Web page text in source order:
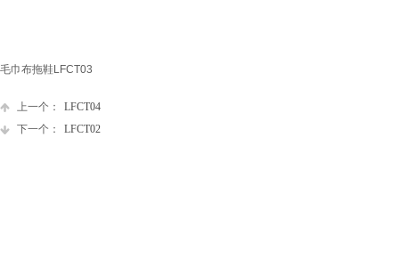
毛巾布拖鞋LFCT03
上一个：
LFCT04
下一个：
LFCT02